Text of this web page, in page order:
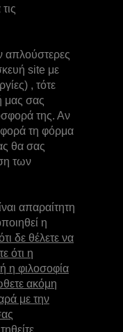
απλούστερες
site με
, τότε
μας σας
της. Αν
τη φόρμα
θα σας
των
απαραίτητη
η
δε θέλετε να
ότι η
η φιλοσοφία
ακόμη
με την